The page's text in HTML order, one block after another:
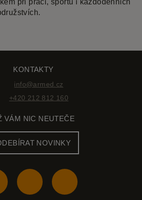
při práci, sportu i každodenních
KONTAKTY
info@armed.cz
+420 212 812 160
VÁM NIC NEUTEČE
NOVINKY